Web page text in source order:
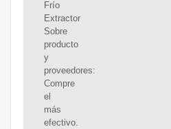
Frío
Extractor
Sobre
producto
y
proveedores:
Compre
el
más
efectivo.